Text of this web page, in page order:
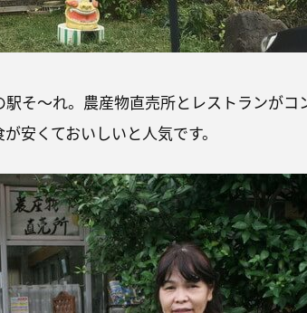
そ〜れ。農産物直売所とレストランがコ
安くておいしいと人気です。